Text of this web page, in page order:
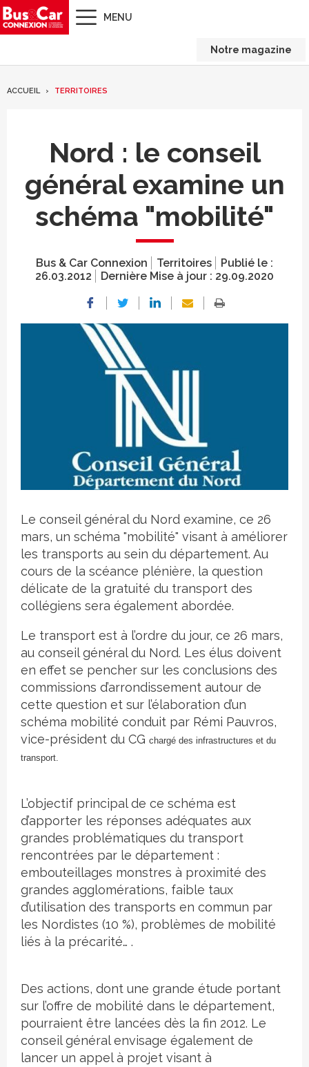
MENU
Notre magazine
ACCUEIL TERRITOIRES
Nord : le conseil
général examine un
schéma "mobilité"
Bus & Car Connexion Territoires
Publié le :
26.03.2012
Dernière Mise à jour : 29.09.2020
Crédit photo
Le conseil général du Nord examine, ce 26
mars, un schéma "mobilité" visant à améliorer
les transports au sein du département. Au
cours de la scéance plénière, la question
délicate de la gratuité du transport des
collégiens sera également abordée.
Le transport est à l’ordre du jour, ce 26 mars,
au conseil général du Nord. Les élus doivent
en effet se pencher sur les conclusions des
commissions d’arrondissement autour de
cette question et sur l’élaboration d’un
schéma mobilité conduit par Rémi Pauvros,
vice-président du CG chargé des infrastructures et du
transport.
L’objectif principal de ce schéma est
d’apporter les réponses adéquates aux
grandes problématiques du transport
rencontrées par le département :
embouteillages monstres à proximité des
grandes agglomérations, faible taux
d’utilisation des transports en commun par
les Nordistes (10 %), problèmes de mobilité
liés à la précarité… .
Des actions, dont une grande étude portant
sur l’offre de mobilité dans le département,
pourraient être lancées dès la fin 2012. Le
conseil général envisage également de
lancer un appel à projet visant à